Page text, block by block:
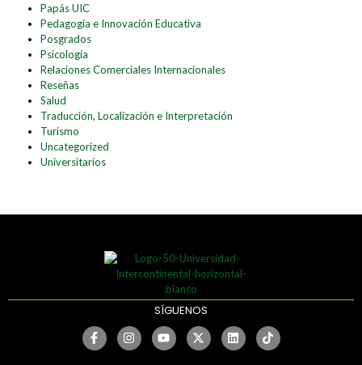
Papás UIC
Pedagogía e Innovación Educativa
Posgrados
Psicología
Relaciones Comerciales Internacionales
Reseñas
Salud
Traducción, Localización e Interpretación
Turismo
Uncategorized
Universitarios
SÍGUENOS